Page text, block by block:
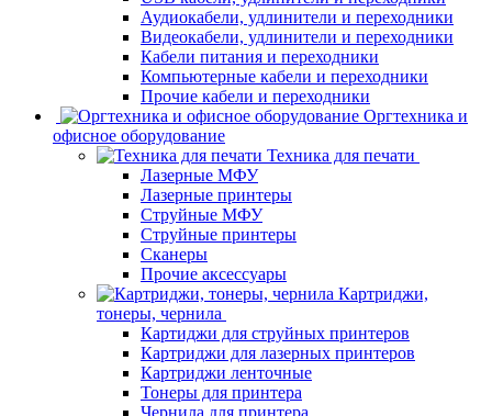
Аудиокабели, удлинители и переходники
Видеокабели, удлинители и переходники
Кабели питания и переходники
Компьютерные кабели и переходники
Прочие кабели и переходники
Оргтехника и
офисное оборудование
Техника для печати
Лазерные МФУ
Лазерные принтеры
Струйные МФУ
Струйные принтеры
Сканеры
Прочие аксессуары
Картриджи,
тонеры, чернила
Картиджи для струйных принтеров
Картриджи для лазерных принтеров
Картриджи ленточные
Тонеры для принтера
Чернила для принтера